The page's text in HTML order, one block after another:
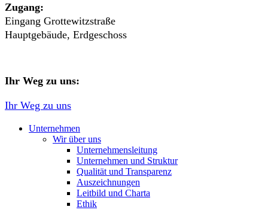
Zugang:
Eingang Grottewitzstraße
Hauptgebäude, Erdgeschoss
Ihr Weg zu uns:
Ihr Weg zu uns
Unternehmen
Wir über uns
Unternehmensleitung
Unternehmen und Struktur
Qualität und Transparenz
Auszeichnungen
Leitbild und Charta
Ethik